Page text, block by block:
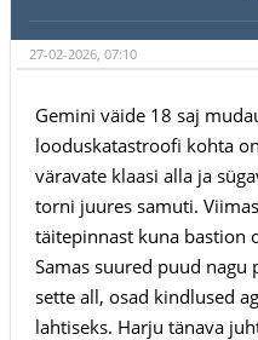
27-02-2026, 07:10
Gemini väide 18 saj
looduskatastroofi kohta
väravate klaasi alla ja
torni juures samuti.
täitepinnast kuna bastion
Samas suured puud
sette all, osad kindlused
lahtiseks. Harju tänava